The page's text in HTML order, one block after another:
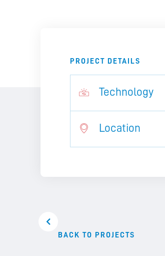
PROJECT DETAILS
Technology
Location
BACK TO PROJECTS